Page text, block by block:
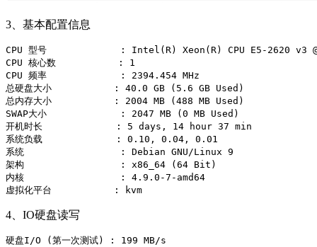
3、基本配置信息
CPU 型号             : Intel(R) Xeon(R) CPU E5-2620 v3 @
CPU 核心数           : 1
CPU 频率             : 2394.454 MHz
总硬盘大小           : 40.0 GB (5.6 GB Used)
总内存大小           : 2004 MB (488 MB Used)
SWAP大小             : 2047 MB (0 MB Used)
开机时长             : 5 days, 14 hour 37 min
系统负载             : 0.10, 0.04, 0.01
系统                 : Debian GNU/Linux 9
架构                 : x86_64 (64 Bit)
内核                 : 4.9.0-7-amd64
4、IO硬盘读写
硬盘I/O (第一次测试) : 199 MB/s